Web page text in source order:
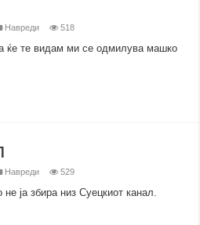
Навреди 518
ќе те видам ми се одмилува машко
Навреди 529
ја збира низ Суецкиот канал.